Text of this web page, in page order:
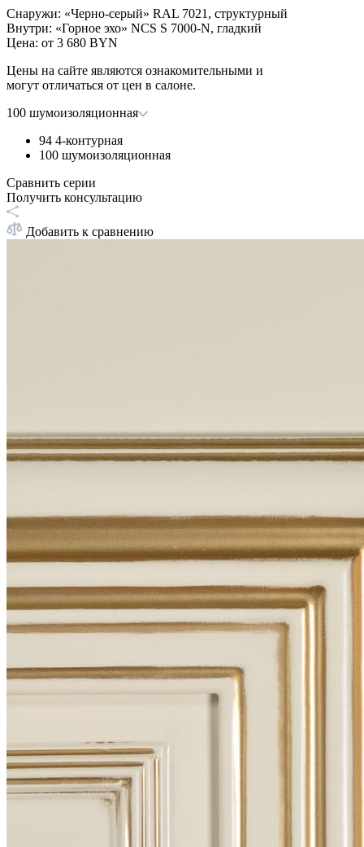
Снаружи: «Черно-серый» RAL 7021, структурный
Внутри: «Горное эхо» NCS S 7000-N, гладкий
Цена: от 3 680 BYN
Цены на сайте являются ознакомительными и
могут отличаться от цен в салоне.
100 шумоизоляционная
94 4-контурная
100 шумоизоляционная
Сравнить серии
Получить консультацию
Добавить к сравнению